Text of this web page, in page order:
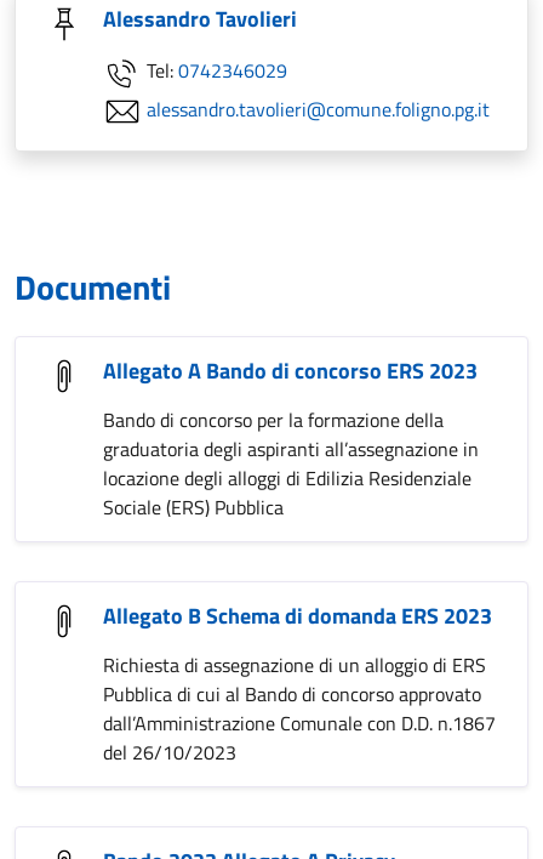
Alessandro Tavolieri
Tel:0742346029
alessandro.tavolieri@comune.foligno.pg.it
Documenti
Allegato A Bando di concorso ERS 2023
Bando di concorso per la formazione della
graduatoria degli aspiranti all’assegnazione in
locazione degli alloggi di Edilizia Residenziale
Sociale (ERS) Pubblica
Allegato B Schema di domanda ERS 2023
Richiesta di assegnazione di un alloggio di ERS
Pubblica di cui al Bando di concorso approvato
dall’Amministrazione Comunale con D.D. n.1867
del 26/10/2023